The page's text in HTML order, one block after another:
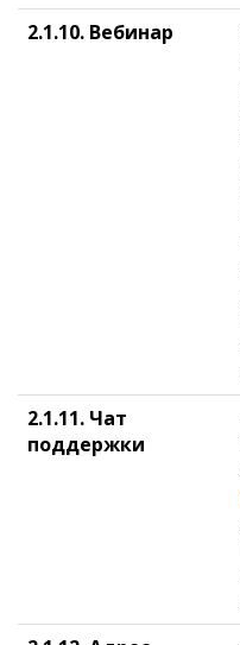
2.1.10. Вебинар
2.1.11. Чат
поддержки